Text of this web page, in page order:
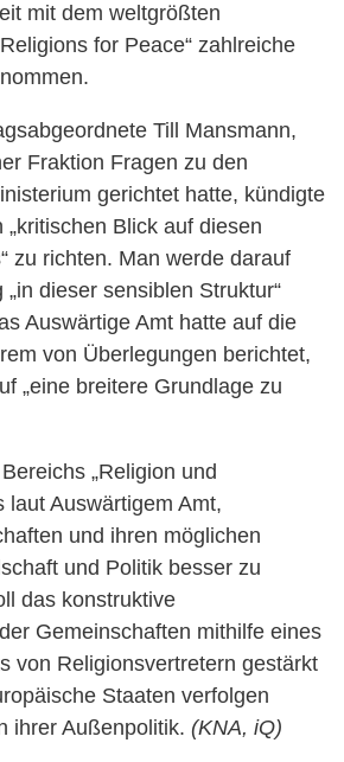
mit dem weltgrößten
for Peace“ zahlreiche
Till Mansmann,
Fraktion Fragen zu den
gerichtet hatte, kündigte
Blick auf diesen
zu richten. Man werde darauf
dieser sensiblen Struktur“
Auswärtige Amt hatte auf die
von Überlegungen berichtet,
„eine breitere Grundlage zu
„Religion und
laut Auswärtigem Amt,
und ihren möglichen
und Politik besser zu
das konstruktive
Gemeinschaften mithilfe eines
von Religionsvertretern gestärkt
Staaten verfolgen
ihrer Außenpolitik. (KNA, iQ)